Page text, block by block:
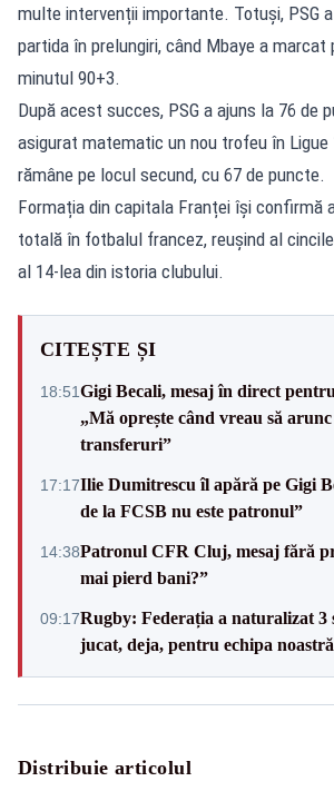
multe intervenții importante. Totuși, PSG
partida în prelungiri, când Mbaye a marcat
minutul 90+3.
După acest succes, PSG a ajuns la 76 de
asigurat matematic un nou trofeu în Ligue
rămâne pe locul secund, cu 67 de puncte.
Formația din capitala Franței își confirmă
totală în fotbalul francez, reușind al
al 14-lea din istoria clubului.
CITEȘTE ȘI
18:51Gigi Becali, mesaj în direct
„Mă oprește când vreau să
transferuri”
17:17Ilie Dumitrescu îl apără pe Gigi
de la FCSB nu este patronul”
14:38Patronul CFR Cluj, mesaj fără
mai pierd bani?”
09:17Rugby: Federația a naturalizat 3
jucat, deja, pentru echipa
Distribuie articolul